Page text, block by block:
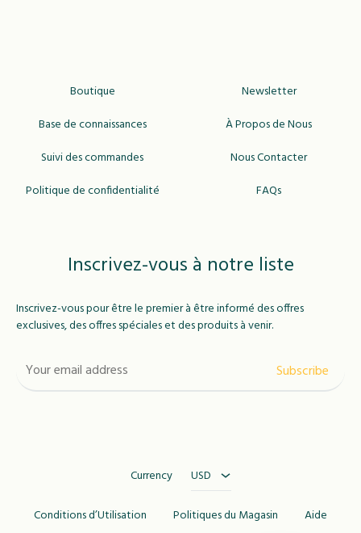
Boutique
Base de connaissances
Suivi des commandes
Politique de confidentialité
Newsletter
À Propos de Nous
Nous Contacter
FAQs
Inscrivez-vous à notre liste
Inscrivez-vous pour être le premier à être informé des offres
exclusives, des offres spéciales et des produits à venir.
Currency USD
Conditions d’Utilisation Politiques du Magasin Aide